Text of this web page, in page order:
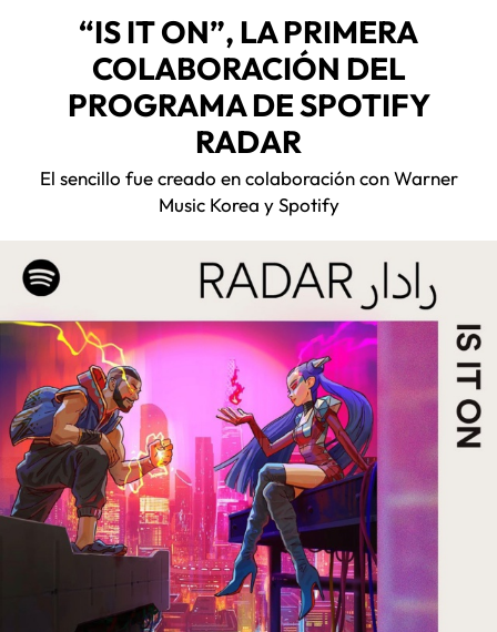
“IS IT ON”, LA PRIMERA
COLABORACIÓN DEL
PROGRAMA DE SPOTIFY
RADAR
El sencillo fue creado en colaboración con Warner
Music Korea y Spotify